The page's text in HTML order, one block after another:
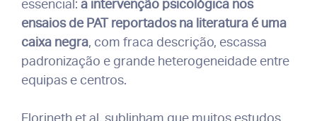
essencial: a intervenção psicológica nos
ensaios de PAT reportados na literatura é uma
caixa negra, com fraca descrição, escassa
padronização e grande heterogeneidade entre
equipas e centros.
Florineth et al. sublinham que muitos estudos